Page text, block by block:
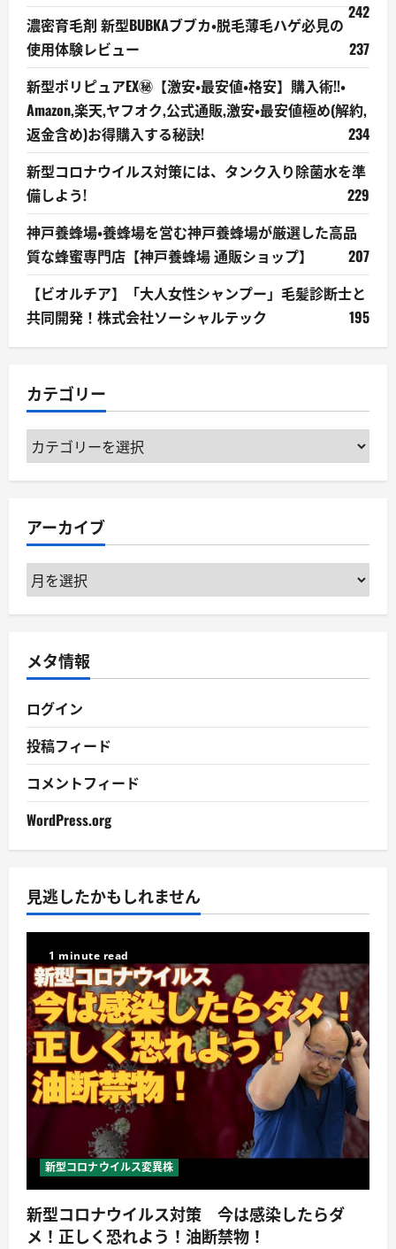
242
濃密育毛剤 新型BUBKAブブカ・脱毛薄毛ハゲ必見の
使用体験レビュー
237
新型ポリピュアEX㊙【激安・最安値・格安】購入術!!・
Amazon,楽天,ヤフオク,公式通販,激安・最安値極め(解約,
返金含め)お得購入する秘訣!
234
新型コロナウイルス対策には、タンク入り除菌水を準
備しよう!
229
神戸養蜂場・養蜂場を営む神戸養蜂場が厳選した高品
質な蜂蜜専門店【神戸養蜂場 通販ショップ】
207
【ビオルチア】「大人女性シャンプー」毛髪診断士と
共同開発！株式会社ソーシャルテック
195
カテゴリー
カ
テ
ー
アーカイブ
ア
ー
ブ
メタ情報
ログイン
投稿フィード
コメントフィード
WordPress.org
見逃したかもしれません
1 minute read
新型コロナウイルス変異株
新型コロナウイルス対策 今は感染したらダ
メ！正しく恐れよう！油断禁物！